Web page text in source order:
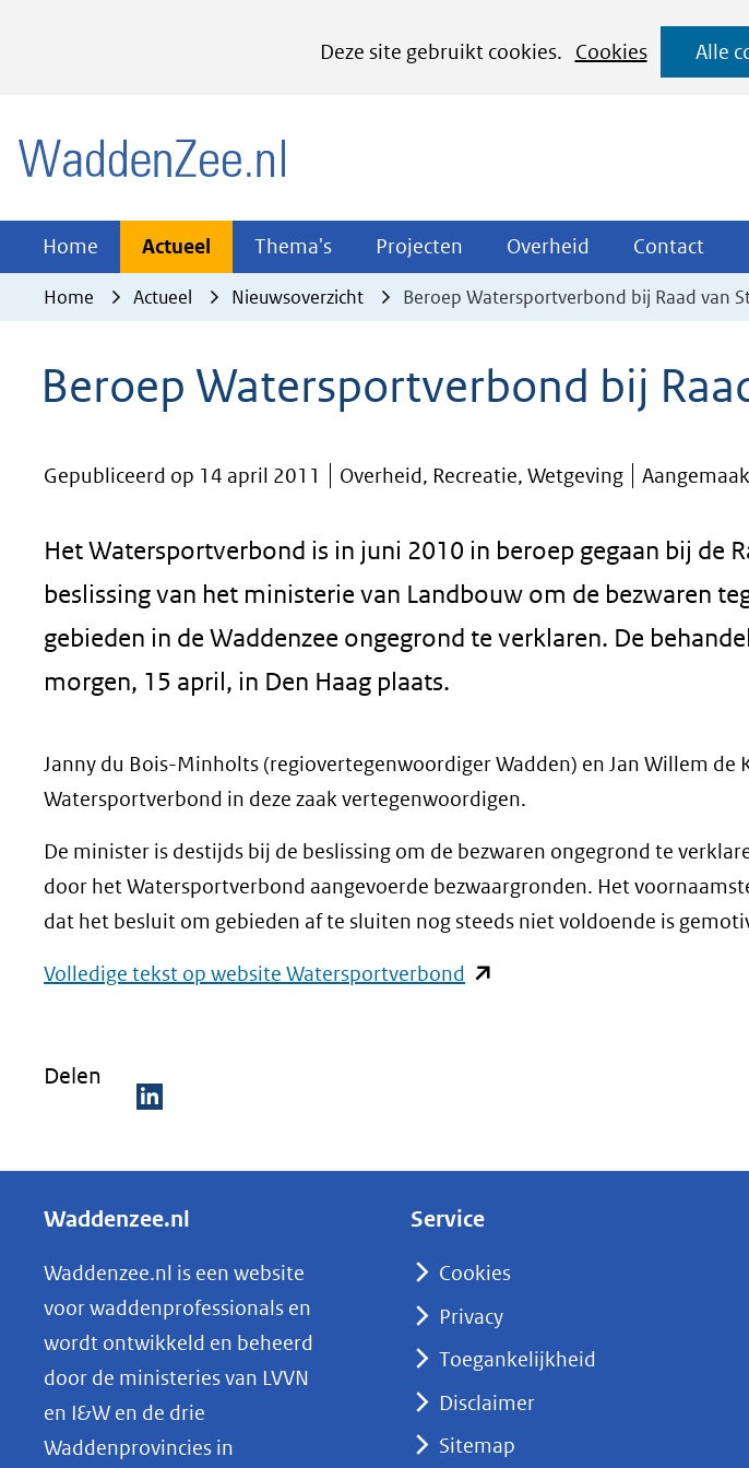
Deze site gebruikt cookies.
Cookies
het
cookies
website
worden
Alle
Home Actueel Actueel
Uitklappen
Thema's Thema's
Uitklappen
Projecten Projecten
Uitklappen
Overheid Overheid
Uitklappen
Contact
Home Actueel Nieuwsoverzicht Beroep Watersportverbond bij Raad van
Beroep Watersportverbond bij
Gepubliceerd op 14 april 2011 Overheid, Recreatie, Wetgeving
Het Watersportverbond is in juni 2010 in beroep gegaan bij de
beslissing van het ministerie van Landbouw om de bezwaren
gebieden in de Waddenzee ongegrond te verklaren. De
morgen, 15 april, in Den Haag plaats.
Janny du Bois-Minholts (regiovertegenwoordiger Wadden) en Jan Willem
Watersportverbond in deze zaak vertegenwoordigen.
De minister is destijds bij de beslissing om de bezwaren ongegrond te
door het Watersportverbond aangevoerde bezwaargronden. Het
dat het besluit om gebieden af te sluiten nog steeds niet voldoende is
Volledige tekst op website Watersportverbond (opent
andere
Delen
e
e
n
o
p
L
Waddenzee.nl
Waddenzee.nl is een website
voor waddenprofessionals en
wordt ontwikkeld en beheerd
door de ministeries van LVVN
en I&W en de drie
Waddenprovincies in
Service
Cookies
Privacy
Toegankelijkheid
Disclaimer
Sitemap